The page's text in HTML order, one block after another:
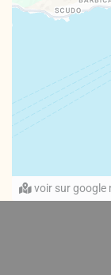
voir sur google